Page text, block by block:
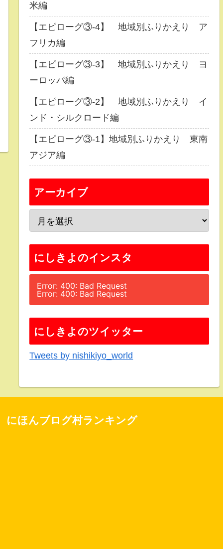
米編
【エピローグ③-4】 地域別ふりかえり ア
フリカ編
【エピローグ③-3】 地域別ふりかえり ヨ
ーロッパ編
【エピローグ③-2】 地域別ふりかえり イ
ンド・シルクロード編
【エピローグ③-1】地域別ふりかえり 東南
アジア編
アーカイブ
にしきよのインスタ
Error: 400: Bad Request
Error: 400: Bad Request
にしきよのツイッター
Tweets by nishikiyo_world
にほんブログ村ランキング